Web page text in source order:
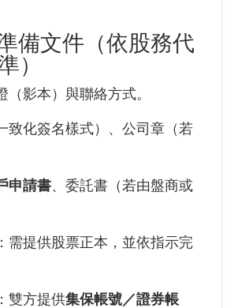
備文件（依股務代
）
（影本）與聯絡方式。
致化簽名樣式）、公司章（若
申請書、委託書（若由盤商或
：需提供股票正本，並依指示完
：雙方提供集保帳號／證券帳